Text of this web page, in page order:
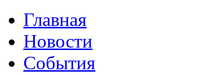
Главная
Новости
События